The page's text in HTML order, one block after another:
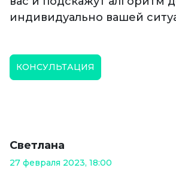
индивидуально вашей
КОНСУЛЬТАЦИЯ
Светлана
27 февраля 2023, 18:00